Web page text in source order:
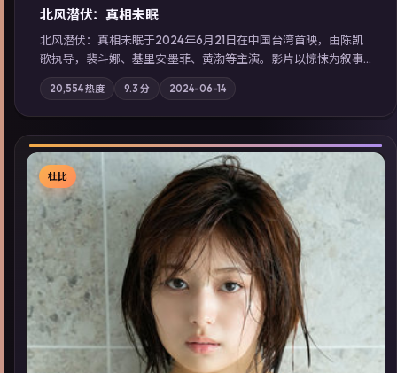
北风潜伏：真相未眠
北风潜伏：真相未眠于2024年6月21日在中国台湾首映，由陈凯
歌执导，裴斗娜、基里安·墨菲、黄渤等主演。影片以惊悚为叙事
主轴，失踪人口档案牵出跨国灰色产业链；摄影与配乐强化地域
气质；站内亦可通过「国产免费观看高清电视剧在线看」延展检
索同类型高分佳作，畅享高清在线追剧体验。
20,554热度 9.3 分 2024-06-14
杜比